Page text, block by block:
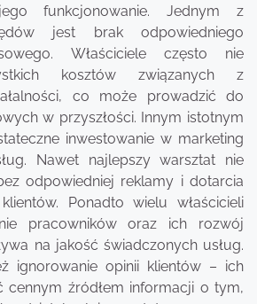
funkcjonowanie. Jednym z
jest brak odpowiedniego
Właściciele często nie
kosztów związanych z
co może prowadzić do
w przyszłości. Innym istotnym
inwestowanie w marketing
Nawet najlepszy warsztat nie
odpowiedniej reklamy i dotarcia
Ponadto wielu właścicieli
pracowników oraz ich rozwój
na jakość świadczonych usług.
ignorowanie opinii klientów – ich
cennym źródłem informacji o tym,